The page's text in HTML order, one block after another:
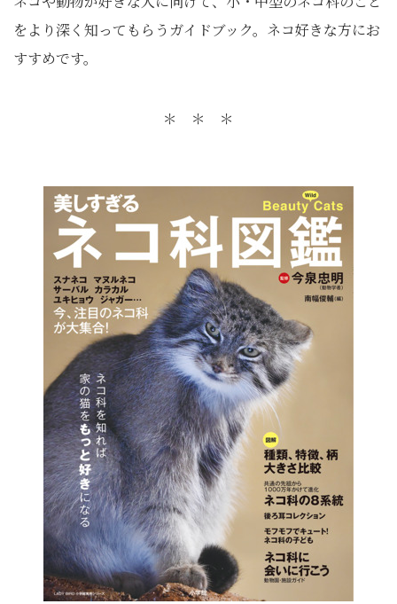
をより深く知ってもらうガイドブック。ネコ好きな方にお
すすめです。
＊ ＊ ＊